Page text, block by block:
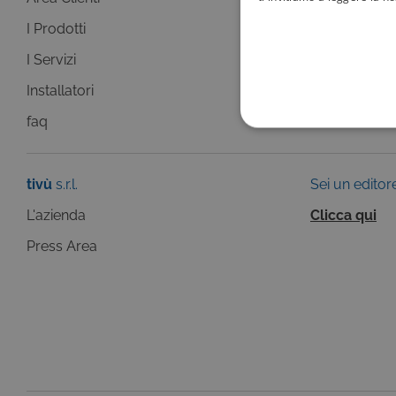
I Prodotti
I Servizi
Installatori
faq
tivù s.r.l.
L'azienda
Press Area
Sei un
Clicca qui
COOKIE
risposta ad azioni da te
visualizzazione del sito e
selezionati (es. lingua,
loro installazione, ma in